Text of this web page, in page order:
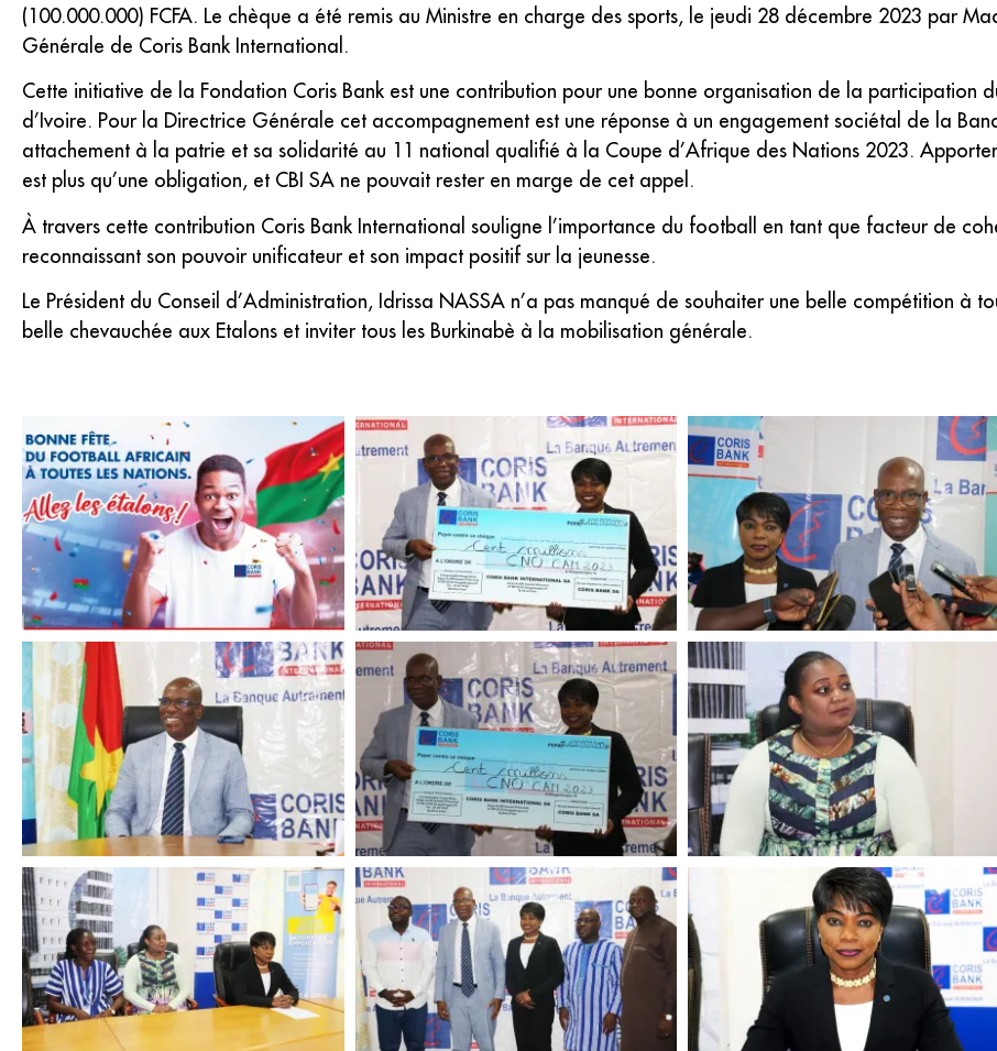
(100.000.000) FCFA. Le chèque a été remis au Ministre en charge des sports, le jeudi 28 décembre 2023 par
Générale de Coris Bank International.
Cette initiative de la Fondation Coris Bank est une contribution pour une bonne organisation de la participation
d’Ivoire. Pour la Directrice Générale cet accompagnement est une réponse à un engagement sociétal de la
attachement à la patrie et sa solidarité au 11 national qualifié à la Coupe d’Afrique des Nations 2023.
est plus qu’une obligation, et CBI SA ne pouvait rester en marge de cet appel.
À travers cette contribution Coris Bank International souligne l’importance du football en tant que facteur de
reconnaissant son pouvoir unificateur et son impact positif sur la jeunesse.
Le Président du Conseil d’Administration, Idrissa NASSA n’a pas manqué de souhaiter une belle compétition à
belle chevauchée aux Etalons et inviter tous les Burkinabè à la mobilisation générale.